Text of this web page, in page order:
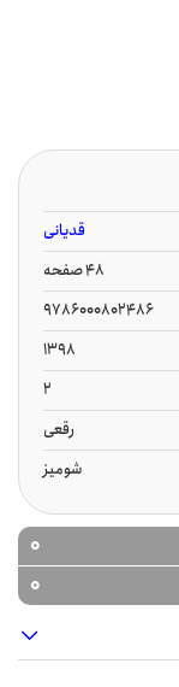
قدیانی
48 صفحه
9786000802486
1398
2
رقعی
شومیز
0
0